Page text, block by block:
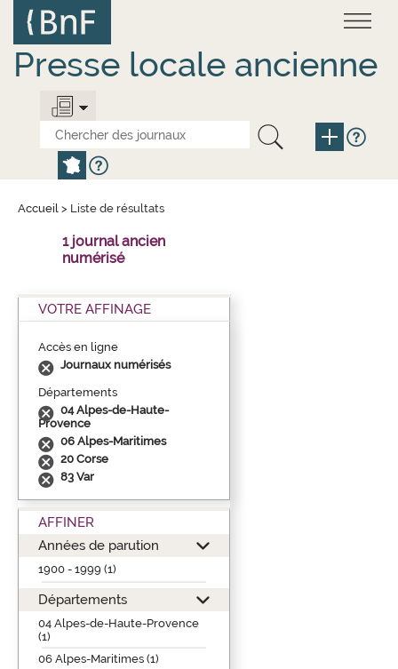
contenu
principal
Presse locale ancienne
Accueil > Liste de résultats
1 journal ancien
numérisé
VOTRE AFFINAGE
Accès en ligne
Journaux numérisés
Départements
04 Alpes-de-Haute-
Provence
06 Alpes-Maritimes
20 Corse
83 Var
AFFINER
Années de parution
1900 - 1999 (1)
Départements
04 Alpes-de-Haute-Provence
(1)
06 Alpes-Maritimes (1)
Panneau de gestion des cookies